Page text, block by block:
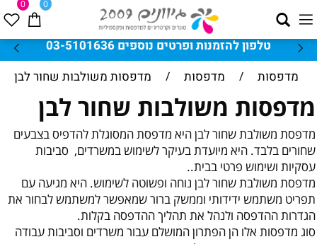
טלפון להזמנות ופרטים נוספים 03-5101636
0 0
מדפסות / מדפסות / מדפסות משולבות שחור לבן
מדפסות משולבות שחור לבן
מדפסת משולבת שחור לבן היא מדפסת המסוגלת להדפיס בצבעים
שחורים בלבד. היא מיועדת בעיקר לשימוש במשרדים, סביבות
עסקיות ושימוש פרטי בבית..
מדפסת משולבת שחור לבן נוחה ופשוטה לשימוש. היא מגיעה עם
תפריט משתמש ידידותי וממשק ברור שמאפשר למשתמש לבחור את
הגדרות ההדפסה ולנהל את תהליך ההדפסה בקלות.
סוג מדפסות אלו הן הפתרון המושלם עבור משרדים וסביבות עבודה